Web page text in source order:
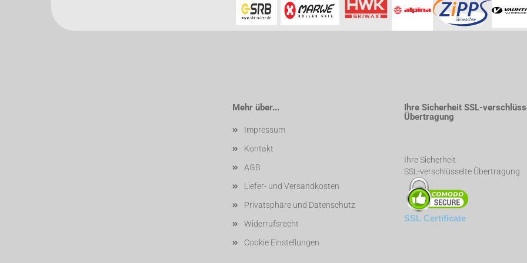
Mehr über...
Impressum
Kontakt
AGB
Liefer- und Versandkosten
Privatsphäre und Datenschutz
Widerrufsrecht
Cookie Einstellungen
Ihre Sicherheit SSL-
Übertragung
Ihre Sicherheit
SSL-verschlüsselte Übertragung
SSL Certificate